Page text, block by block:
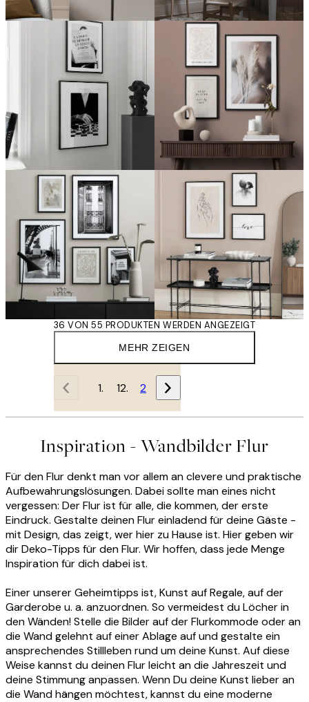
MEHR ZEIGEN
36 VON 55 PRODUKTEN WERDEN ANGEZEIGT
1 2
Inspiration - Wandbilder Flur
Für den Flur denkt man vor allem an clevere und praktische
Aufbewahrungslösungen. Dabei sollte man eines nicht
vergessen: Der Flur ist für alle, die kommen, der erste
Eindruck. Gestalte deinen Flur einladend für deine Gäste -
mit Design, das zeigt, wer hier zu Hause ist. Hier geben wir
dir Deko-Tipps für den Flur. Wir hoffen, dass jede Menge
Inspiration für dich dabei ist.
Einer unserer Geheimtipps ist, Kunst auf Regale, auf der
Garderobe u. a. anzuordnen. So vermeidest du Löcher in
den Wänden! Stelle die Bilder auf der Flurkommode oder an
die Wand gelehnt auf einer Ablage auf und gestalte ein
ansprechendes Stillleben rund um deine Kunst. Auf diese
Weise kannst du deinen Flur leicht an die Jahreszeit und
deine Stimmung anpassen. Wenn Du deine Kunst lieber an
die Wand hängen möchtest, kannst du eine moderne